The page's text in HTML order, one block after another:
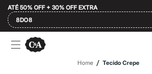
ATÉ 50% OFF + 30% OFF EXTRA
8DO8
Ofertas
Compre por Departamento
Home / Tecido Crepe